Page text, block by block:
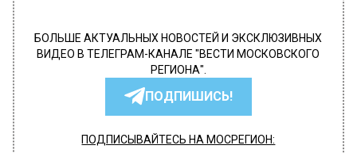
БОЛЬШЕ АКТУАЛЬНЫХ НОВОСТЕЙ И ЭКСКЛЮЗИВНЫХ
ВИДЕО В ТЕЛЕГРАМ-КАНАЛЕ "ВЕСТИ МОСКОВСКОГО
РЕГИОНА".
ПОДПИШИСЬ!
ПОДПИСЫВАЙТЕСЬ НА МОСРЕГИОН: